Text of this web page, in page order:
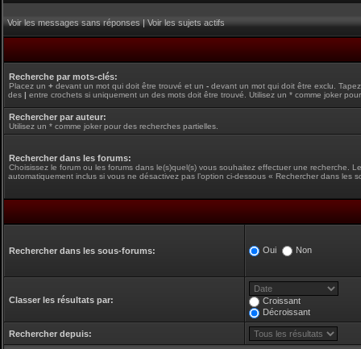
Voir les messages sans réponses|Voir les sujets actifs
Recherche par mots-clés:
Placez un + devant un mot qui doit être trouvé et un - devant un mot qui doit être exclu.
des | entre crochets si uniquement un des mots doit être trouvé. Utilisez un * comme joker
Rechercher par auteur:
Utilisez un * comme joker pour des recherches partielles.
Rechercher dans les forums:
Choisissez le forum ou les forums dans le(s)quel(s) vous souhaitez effectuer une recherche.
automatiquement inclus si vous ne désactivez pas l’option ci-dessous « Rechercher dans les
Rechercher dans les sous-forums: Oui Non
Classer les résultats par:
Croissant
Décroissant
Rechercher depuis: